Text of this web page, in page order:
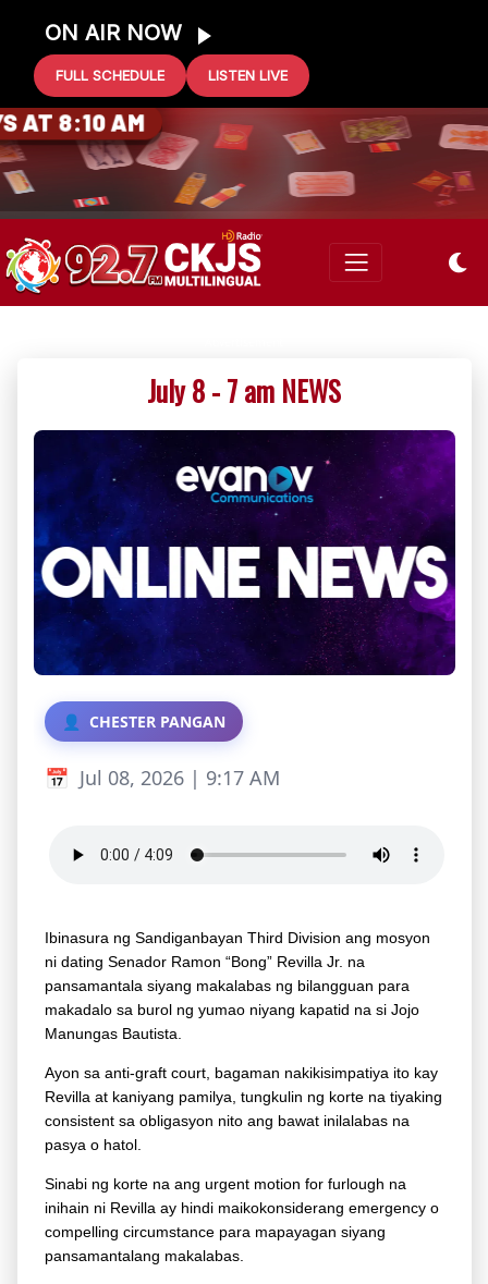
ON AIR NOW
FULL SCHEDULE LISTEN LIVE
GIFT CARD
AT 8:10 AM
July 8 - 7 am NEWS
CHESTER PANGAN
Jul 08, 2026 | 9:17 AM
Ibinasura ng Sandiganbayan Third Division ang mosyon
ni dating Senador Ramon “Bong” Revilla Jr. na
pansamantala siyang makalabas ng bilangguan para
makadalo sa burol ng yumao niyang kapatid na si Jojo
Manungas Bautista.
Ayon sa anti-graft court, bagaman nakikisimpatiya ito kay
Revilla at kaniyang pamilya, tungkulin ng korte na tiyaking
consistent sa obligasyon nito ang bawat inilalabas na
pasya o hatol.
Sinabi ng korte na ang urgent motion for furlough na
inihain ni Revilla ay hindi maikokonsiderang emergency o
compelling circumstance para mapayagan siyang
pansamantalang makalabas.